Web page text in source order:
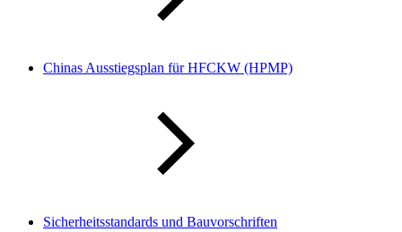
Chinas Ausstiegsplan für HFCKW (HPMP)
Sicherheitsstandards und Bauvorschriften